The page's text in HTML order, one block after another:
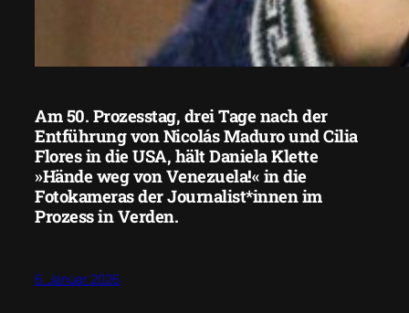
Am 50. Prozesstag, drei Tage nach der
Entführung von Nicolás Maduro und Cilia
Flores in die USA, hält Daniela Klette
»Hände weg von Venezuela!« in die
Fotokameras der Journalist*innen im
Prozess in Verden.
6. Januar 2026